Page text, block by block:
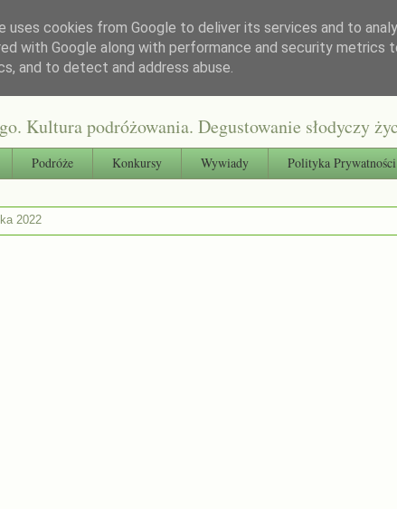
Kultura podróżowania. Degustowanie słodyczy
Podróże Konkursy Wywiady Polityka Prywatności
2022
uses cookies from Google to deliver its services and to
with Google along with performance and security metrics
and to detect and address abuse.